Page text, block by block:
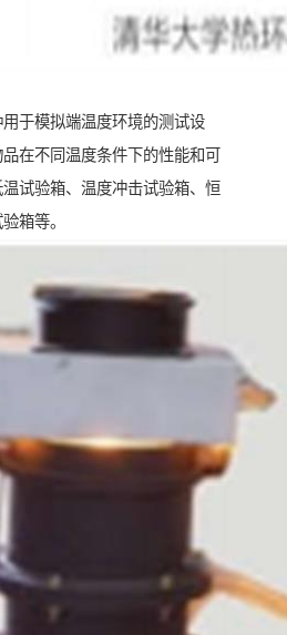
于模拟端温度环境的测试设
在不同温度条件下的性能和可
试验箱、温度冲击试验箱、恒
箱等。